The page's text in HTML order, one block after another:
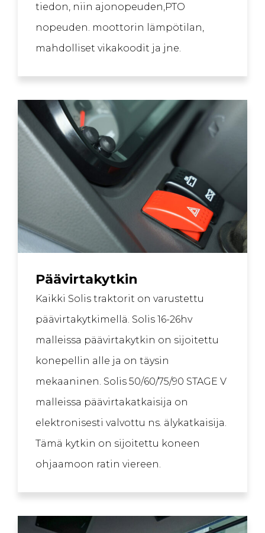
tiedon, niin ajonopeuden,PTO
nopeuden. moottorin lämpötilan,
mahdolliset vikakoodit ja jne.
Päävirtakytkin
Kaikki Solis traktorit on varustettu
päävirtakytkimellä. Solis 16-26hv
malleissa päävirtakytkin on sijoitettu
konepellin alle ja on täysin
mekaaninen. Solis 50/60/75/90 STAGE V
malleissa päävirtakatkaisija on
elektronisesti valvottu ns. älykatkaisija.
Tämä kytkin on sijoitettu koneen
ohjaamoon ratin viereen.